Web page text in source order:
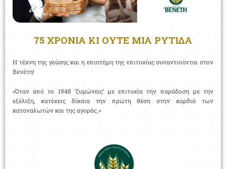
75 ΧΡΟΝΙΑ ΚΙ ΟΥΤΕ ΜΙΑ ΡΥΤΙΔΑ
Η τέχνη της γεύσης και η επιστήμη της επιτυχίας συναντιούνται στον
Βενέτη!
«Όταν από το 1948 ‘ζυμώνεις’ με επιτυχία την παράδοση με την
εξέλιξη, κατέχεις δίκαια την πρώτη θέση στην καρδιά των
καταναλωτών και της αγοράς.»